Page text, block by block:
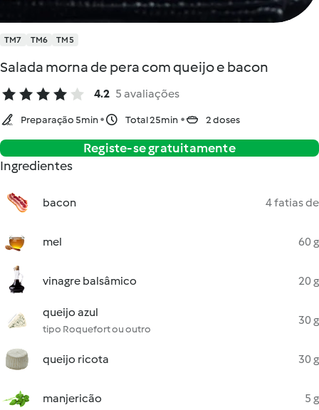
TM7 TM6 TM5
Salada morna de pera com queijo e bacon
4.2 5 avaliações
Preparação 5min Total 25min 2 doses
Registe-se gratuitamente
Ingredientes
bacon 4 fatias de
mel 60 g
vinagre balsâmico 20 g
queijo azul
tipo Roquefort ou outro
30 g
queijo ricota 30 g
manjericão 5 g